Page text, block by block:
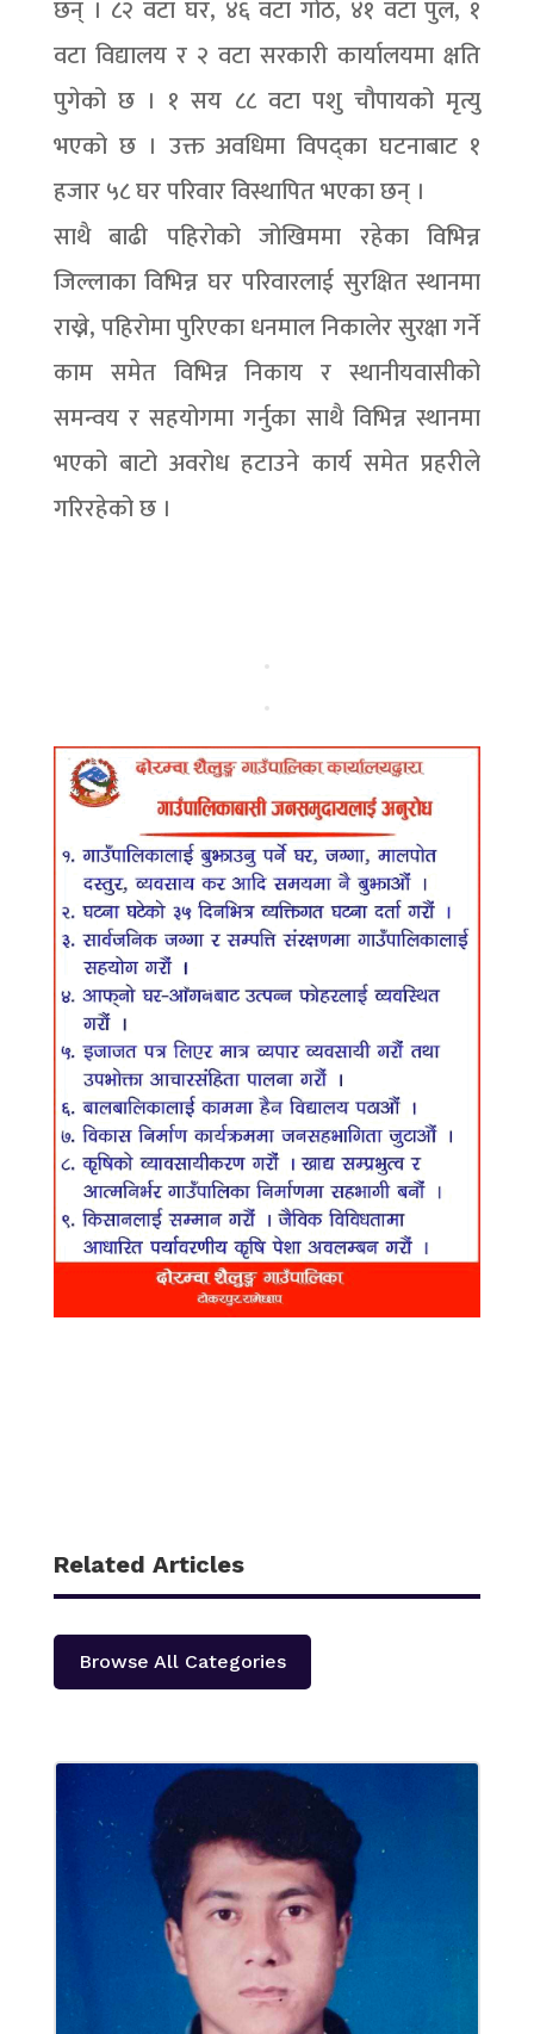
छन् । ८२ वटा घर, ४६ वटा गोठ, ४१ वटा पुल, १
वटा विद्यालय र २ वटा सरकारी कार्यालयमा क्षति
पुगेको छ । १ सय ८८ वटा पशु चौपायको मृत्यु
भएको छ । उक्त अवधिमा विपद्का घटनाबाट १
हजार ५८ घर परिवार विस्थापित भएका छन् ।
साथै बाढी पहिरोको जोखिममा रहेका विभिन्न
जिल्लाका विभिन्न घर परिवारलाई सुरक्षित स्थानमा
राख्ने, पहिरोमा पुरिएका धनमाल निकालेर सुरक्षा गर्ने
काम समेत विभिन्न निकाय र स्थानीयवासीको
समन्वय र सहयोगमा गर्नुका साथै विभिन्न स्थानमा
भएको बाटो अवरोध हटाउने कार्य समेत प्रहरीले
गरिरहेको छ ।
Related Articles
Browse All Categories